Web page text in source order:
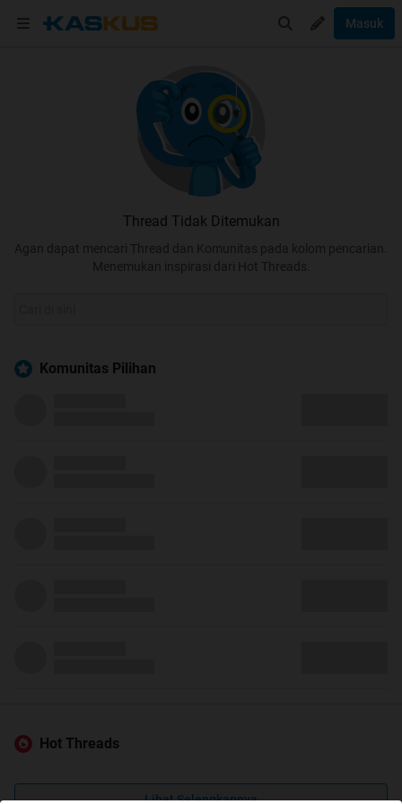
Masuk
Thread Tidak Ditemukan
Agan dapat mencari Thread dan Komunitas pada kolom pencarian.
Menemukan inspirasi dari Hot Threads.
Komunitas Pilihan
Hot Threads
Lihat Selengkapnya